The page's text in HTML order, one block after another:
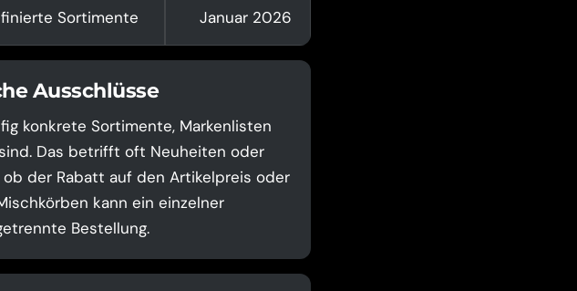
Sortimente Januar 2026
Ausschlüsse
konkrete Sortimente, Markenlisten
Das betrifft oft Neuheiten oder
der Rabatt auf den Artikelpreis oder
kann ein einzelner
Bestellung.